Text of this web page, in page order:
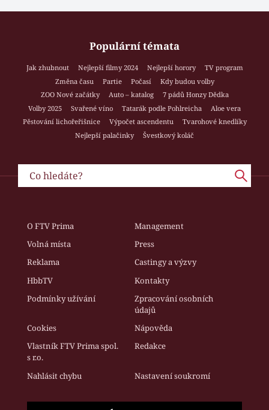
Populární témata
Jak zhubnout Nejlepší filmy 2024 Nejlepší horory
TV program
Změna času
Partie Počasí
Kdy budou volby
ZOO Nové začátky
Auto – katalog
7 pádů Honzy Dědka
Volby 2025
Svařené víno Tatarák podle Pohlreicha
Aloe vera
Pěstování lichořeřišnice
Výpočet ascendentu
Tvarohové knedlíky
Nejlepší palačinky
Švestkový koláč
O FTV Prima
Management
Volná místa
Press
Reklama
Castingy a výzvy
HbbTV
Kontakty
Podmínky užívání
Zpracování osobních
údajů
Cookies
Nápověda
Vlastník FTV Prima spol.
s r.o.
Redakce
Nahlásit chybu Nastavení soukromí